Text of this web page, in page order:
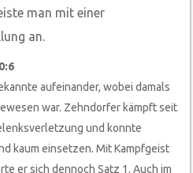
man mit einer
an.
aufeinander, wobei damals
war. Zehndorfer kämpft seit
und konnte
kaum einsetzen. Mit Kampfgeist
er sich dennoch Satz 1. Auch im